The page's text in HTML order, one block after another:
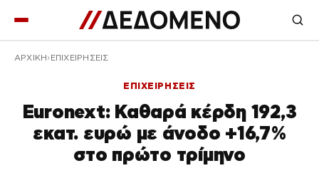
ΑΡΧΙΚΉ ΕΠΙΧΕΙΡΗΣΕΙΣ
ΕΠΙΧΕΙΡΗΣΕΙΣ
Euronext: Καθαρά κέρδη 192,3
εκατ. ευρώ με άνοδο +16,7%
στο πρώτο τρίμηνο